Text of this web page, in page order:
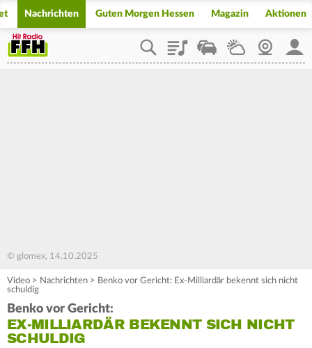
Nachrichten Guten Morgen Hessen Magazin Aktionen
PlaylistStaupilotWetterWebcam
© glomex, 14.10.2025
Video > Nachrichten > Benko vor Gericht: Ex-Milliardär bekennt sich nicht
schuldig
Benko vor Gericht:
EX-MILLIARDÄR BEKENNT SICH NICHT
SCHULDIG